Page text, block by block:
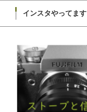
インスタやってます